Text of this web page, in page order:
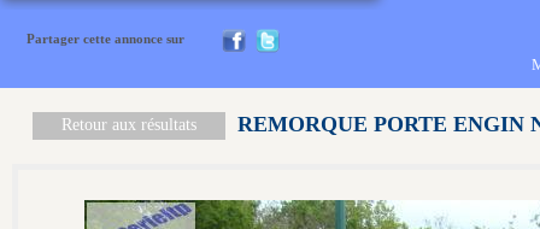
Partager cette annonce sur
Retour aux résultats REMORQUE PORTE ENGIN